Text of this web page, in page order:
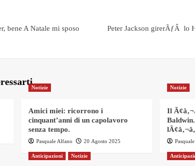
bene A Natale mi sposo
Peter Jackson girerÃƒÂ lo
Notizie
Amici miei: ricorrono i
cinquant’anni di un capolavoro
senza tempo.
Pasquale Alfano 20 Agosto 2025
Notizie
Il
Anticipazioni Notizie